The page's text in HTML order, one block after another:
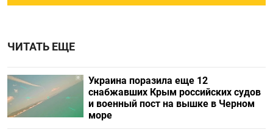
ЧИТАТЬ ЕЩЕ
Украина поразила еще 12
снабжавших Крым российских судов
и военный пост на вышке в Черном
море